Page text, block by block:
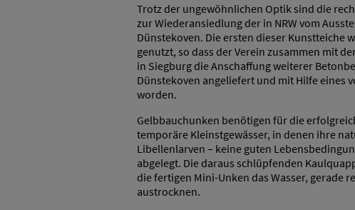
Trotz der ungewöhnlichen Optik sind die
zur Wiederansiedlung der in NRW vom
Dünstekoven. Die ersten dieser Kunstteiche
genutzt, so dass der Verein zusammen mit
in Siegburg die Anschaffung weiterer
Dünstekoven angeliefert und mit Hilfe eines
worden.
Gelbbauchunken benötigen für die
temporäre Kleinstgewässer, in denen ihre
Libellenlarven – keine guten
abgelegt. Die daraus schlüpfenden
die fertigen Mini-Unken das Wasser, gerade
austrocknen.